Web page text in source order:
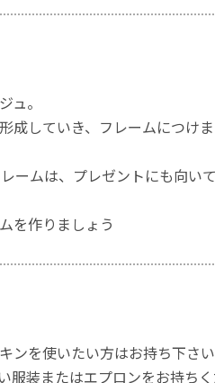
ュ。
していき、フレームにつけま
ムは、プレゼントにも向いて
を作りましょう
ンを使いたい方はお持ち下さい
装またはエプロンをお持ちく